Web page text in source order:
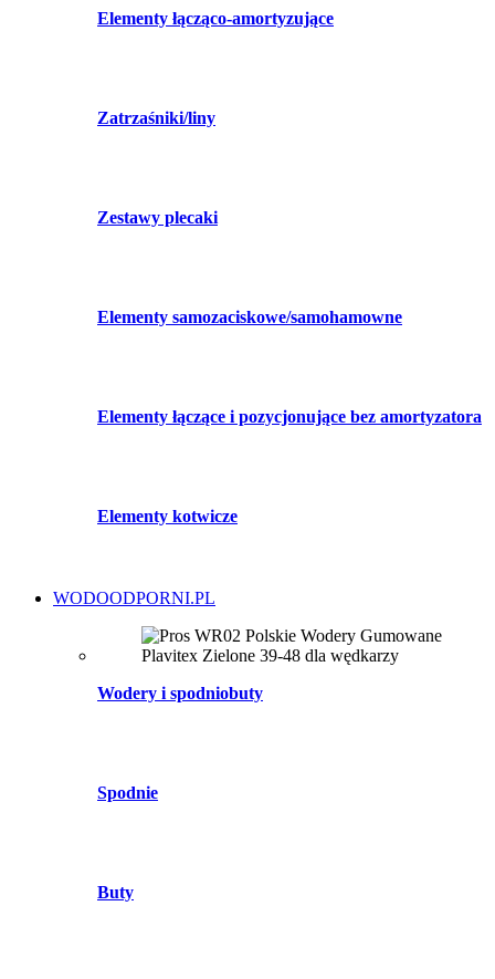
Elementy łącząco-amortyzujące
Zatrzaśniki/liny
Zestawy plecaki
Elementy samozaciskowe/samohamowne
Elementy łączące i pozycjonujące bez amortyzatora
Elementy kotwicze
WODOODPORNI.PL
Wodery i spodniobuty
Spodnie
Buty